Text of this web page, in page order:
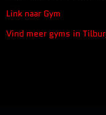
Link naar Gym
Vind meer gyms in